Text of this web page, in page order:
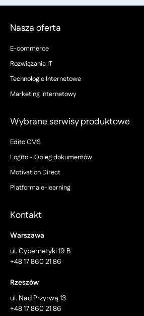
Nasza oferta
E-commerce
Rozwiązania IT
Technologie Internetowe
Marketing Internetowy
Wybrane serwisy produktowe
Edito CMS
Logito - Obieg dokumentów
Motivation Direct
Platforma e-learning
Kontakt
Warszawa
ul. Cybernetyki 19 B
+48 17 860 21 86
Rzeszów
ul. Nad Przyrwą 13
+48 17 860 21 86